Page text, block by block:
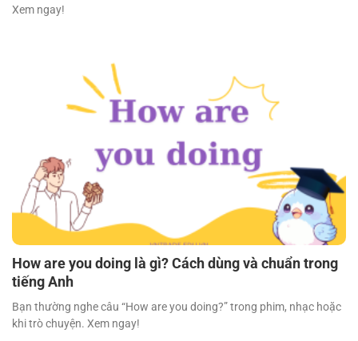
Xem ngay!
How are you doing là gì? Cách dùng và chuẩn trong
tiếng Anh
Bạn thường nghe câu “How are you doing?” trong phim, nhạc hoặc
khi trò chuyện. Xem ngay!